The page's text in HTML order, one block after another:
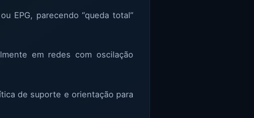
EPG, parecendo “queda total”
em redes com oscilação
de suporte e orientação para